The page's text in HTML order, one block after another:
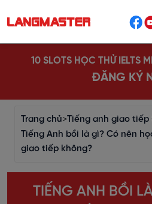
10 SLOTS HỌC THỬ IELTS
ĐĂNG KÝ
Trang chủ>Tiếng anh giao tiếp
Tiếng Anh bồi là gì? Có nên
giao tiếp không?
TIẾNG ANH BỒI